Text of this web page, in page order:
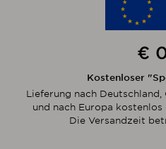
€
Kostenloser
Lieferung nach
und nach Europa
Die Versandzeit